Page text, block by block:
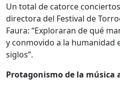
Un total de catorce
directora del Festival de
Faura: “Exploraran de qué
y conmovido a la humanidad
siglos”.
Protagonismo de la música